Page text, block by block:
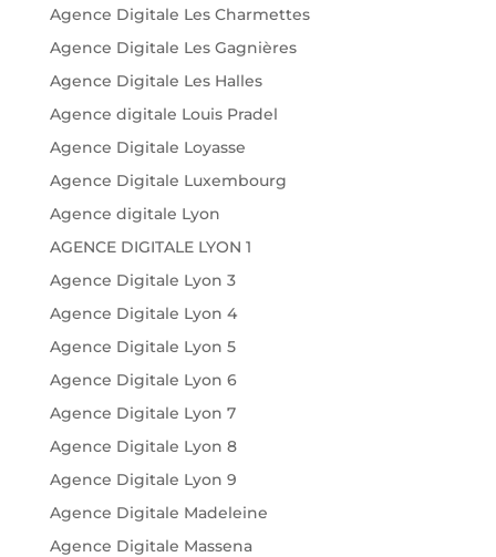
Agence Digitale Les Charmettes
Agence Digitale Les Gagnières
Agence Digitale Les Halles
Agence digitale Louis Pradel
Agence Digitale Loyasse
Agence Digitale Luxembourg
Agence digitale Lyon
AGENCE DIGITALE LYON 1
Agence Digitale Lyon 3
Agence Digitale Lyon 4
Agence Digitale Lyon 5
Agence Digitale Lyon 6
Agence Digitale Lyon 7
Agence Digitale Lyon 8
Agence Digitale Lyon 9
Agence Digitale Madeleine
Agence Digitale Massena